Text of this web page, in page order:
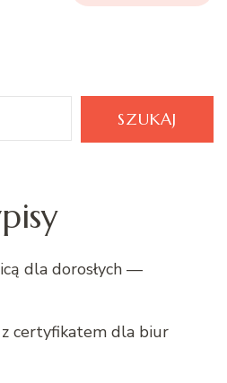
SZUKAJ
dla dorosłych —
certyfikatem dla biur